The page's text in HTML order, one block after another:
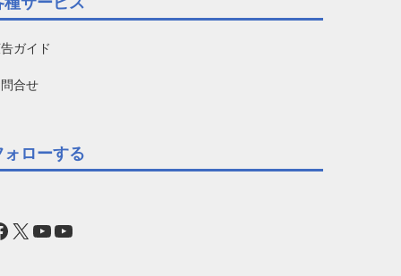
ガイド
合せ
ォローする
X YouTube
YouTube